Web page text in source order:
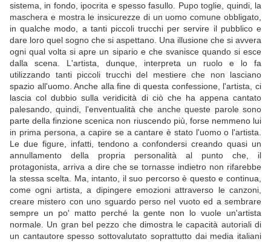
sistema, in fondo, ipocrita e spesso fasullo. Pupo toglie, quindi, la
maschera e mostra le insicurezze di un uomo comune obbligato,
in qualche modo, a tanti piccoli trucchi per servire il pubblico e
dare loro quel sogno che si aspettano. Una illusione che si avvera
ogni qual volta si apre un sipario e che svanisce quando si esce
dalla scena. L'artista, dunque, interpreta un ruolo e lo fa
utilizzando tanti piccoli trucchi del mestiere che non lasciano
spazio all'uomo. Anche alla fine di questa confessione, l'artista, ci
lascia col dubbio sulla veridicità di ciò che ha appena cantato
palesando, quindi, l'enventualità che anche queste parole sono
parte della finzione scenica non riuscendo più, forse nemmeno lui
in prima persona, a capire se a cantare è stato l'uomo o l'artista.
Le due figure, infatti, tendono a confondersi creando quasi un
annullamento della propria personalità al punto che, il
protagonista, arriva a dire che se tornasse indietro non rifarebbe
la stessa scelta. Ma, intanto, il suo percorso è questo e continua,
come ogni artista, a dipingere emozioni attraverso le canzoni,
creare mistero con uno sguardo perso nel vuoto ed a sembrare
sempre un po' matto perché la gente non lo vuole un'artista
normale. Un gran bel pezzo che dimostra le capacità autoriali di
un cantautore spesso sottovalutato soprattutto dai media italiani